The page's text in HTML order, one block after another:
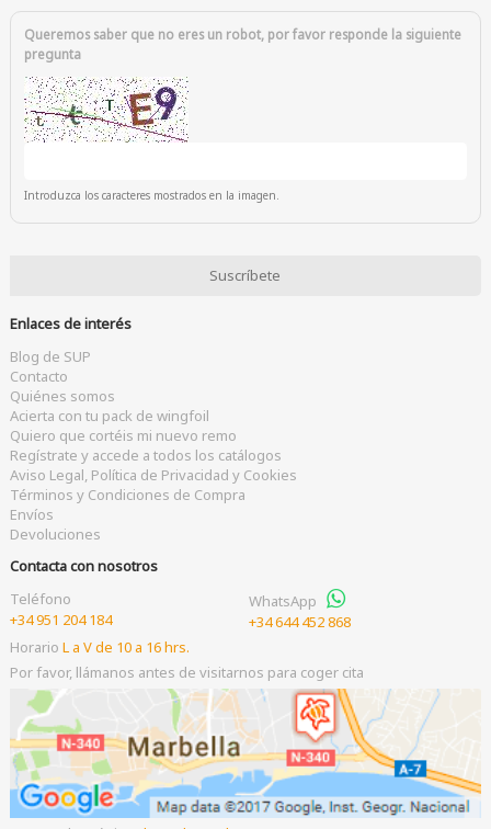
Queremos saber que no eres un robot, por favor responde la siguiente
pregunta
Introduzca los caracteres mostrados en la imagen.
Enlaces de interés
Blog de SUP
Contacto
Quiénes somos
Acierta con tu pack de wingfoil
Quiero que cortéis mi nuevo remo
Regístrate y accede a todos los catálogos
Aviso Legal, Política de Privacidad y Cookies
Términos y Condiciones de Compra
Envíos
Devoluciones
Contacta con nosotros
Teléfono
+34 951 204 184
WhatsApp
+34 644 452 868
Horario L a V de 10 a 16 hrs.
Por favor, llámanos antes de visitarnos para coger cita